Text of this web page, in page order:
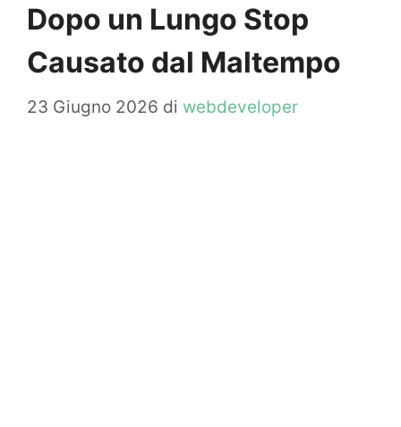
Dopo un Lungo Stop
Causato dal Maltempo
23 Giugno 2026 di webdeveloper